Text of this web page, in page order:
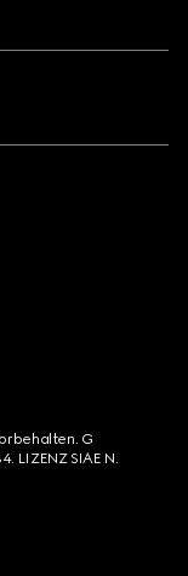
G
LIZENZ SIAE N.